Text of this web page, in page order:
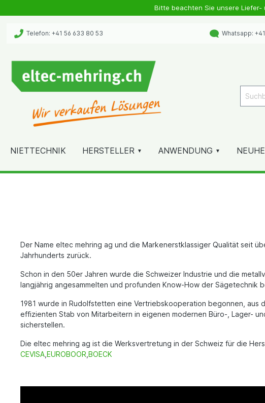
Bitte beachten Sie unsere Liefer-
Telefon: +41 56 633 80 53 Whatsapp:
NIETTECHNIK HERSTELLER ANWENDUNG
Der Name eltec mehring ag und die Markenerstklassiger Qualität seit
Jahrhunderts zurück.
Schon in den 50er Jahren wurde die Schweizer Industrie und die
langjährig angesammelten und profunden Know-How der
1981 wurde in Rudolfstetten eine Vertriebskooperation begonnen, aus
effizienten Stab von Mitarbeitern in eigenen modernen Büro-, Lager-
sicherstellen.
Die eltec mehring ag ist die Werksvertretung in der Schweiz für die
CEVISA EUROBOOR BOECK